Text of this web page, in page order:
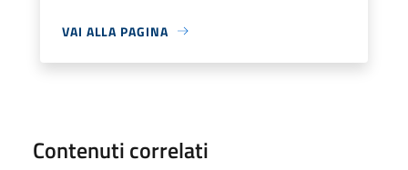
VAI ALLA PAGINA
Contenuti correlati